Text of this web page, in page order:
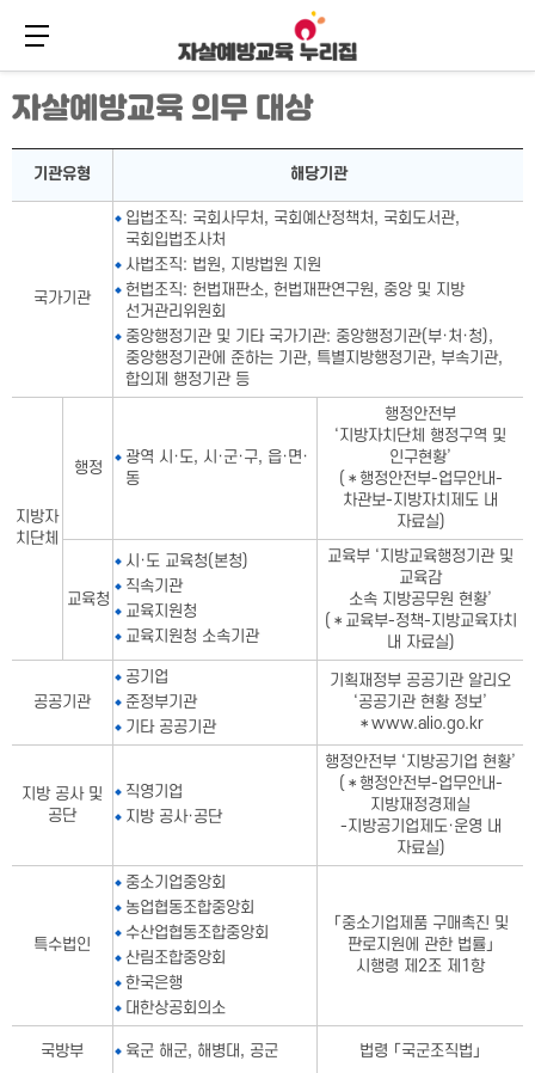
주
메
뉴
바
본
문
바
로
메뉴 버튼
자살예방교육 의무 대상
기관유형 해당기관
국가기관
입법조직: 국회사무처, 국회예산정책처, 국회도서관,
국회입법조사처
사법조직: 법원, 지방법원 지원
헌법조직: 헌법재판소, 헌법재판연구원, 중앙 및 지방
선거관리위원회
중앙행정기관 및 기타 국가기관: 중앙행정기관(부·처·청),
중앙행정기관에 준하는 기관, 특별지방행정기관, 부속기관,
합의제 행정기관 등
지방자
치단체
행정
광역 시·도, 시·군·구, 읍·면·
동
행정안전부
‘지방자치단체 행정구역 및
인구현황’
(＊행정안전부-업무안내-
차관보-지방자치제도 내
자료실)
교육청
시·도 교육청(본청)
직속기관
교육지원청
교육지원청 소속기관
교육부 ‘지방교육행정기관 및
교육감
소속 지방공무원 현황’
(＊교육부-정책-지방교육자치
내 자료실)
공공기관
공기업
준정부기관
기타 공공기관
기획재정부 공공기관 알리오
‘공공기관 현황 정보’
＊www.alio.go.kr
지방 공사 및
공단
직영기업
지방 공사·공단
행정안전부 ‘지방공기업 현황’
(＊행정안전부-업무안내-
지방재정경제실
-지방공기업제도·운영 내
자료실)
특수법인
중소기업중앙회
농업협동조합중앙회
수산업협동조합중앙회
산림조합중앙회
한국은행
대한상공회의소
「중소기업제품 구매촉진 및
판로지원에 관한 법률」
시행령 제2조 제1항
국방부 육군 해군, 해병대, 공군 법령 「국군조직법」